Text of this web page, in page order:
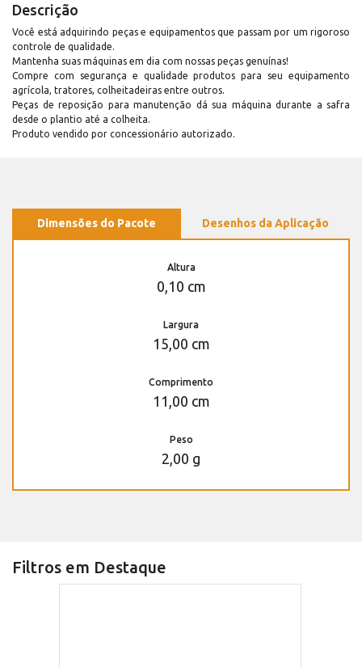
Descrição
Você está adquirindo peças e equipamentos que passam por um rigoroso
controle de qualidade.
Mantenha suas máquinas em dia com nossas peças genuínas!
Compre com segurança e qualidade produtos para seu equipamento
agrícola, tratores, colheitadeiras entre outros.
Peças de reposição para manutenção dá sua máquina durante a safra
desde o plantio até a colheita.
Produto vendido por concessionário autorizado.
Dimensões do Pacote Desenhos da Aplicação
Altura
0,10 cm
Largura
15,00 cm
Comprimento
11,00 cm
Peso
2,00 g
Filtros em Destaque